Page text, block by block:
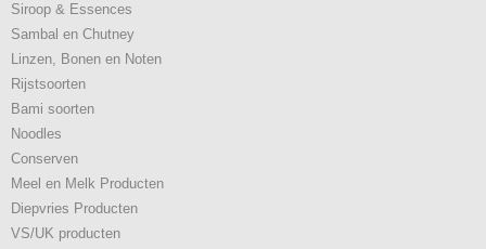
Siroop & Essences
Sambal en Chutney
Linzen, Bonen en Noten
Rijstsoorten
Bami soorten
Noodles
Conserven
Meel en Melk Producten
Diepvries Producten
VS/UK producten